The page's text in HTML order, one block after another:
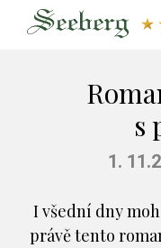
s
1.
I všední dny
právě tento